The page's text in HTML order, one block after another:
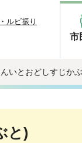
ルビ振り
市
いとおどしすじか
と)